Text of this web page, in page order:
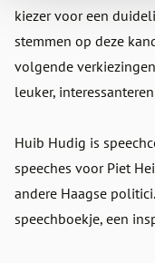
kiezer voor een
stemmen op deze
volgende
leuker,
Huib Hudig is
speeches voor Piet
andere Haagse
speechboekje, een